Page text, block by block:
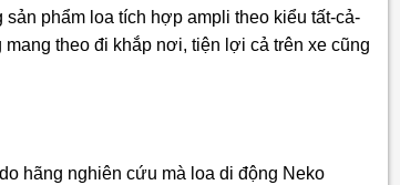
phẩm loa tích hợp ampli theo kiểu tất-cả-
theo đi khắp nơi, tiện lợi cả trên xe cũng
hãng nghiên cứu mà loa di động Neko